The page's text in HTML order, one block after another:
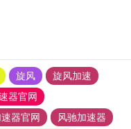
旋风
旋风加速
器官网
器官网
风驰加速器